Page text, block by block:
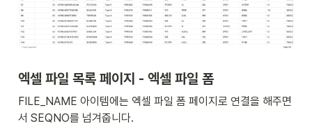
엑셀 파일 목록 페이지 - 엑셀 파일 폼
FILE_NAME 아이템에는 엑셀 파일 폼 페이지로 연결을 해주면
서 SEQNO를 넘겨줍니다.